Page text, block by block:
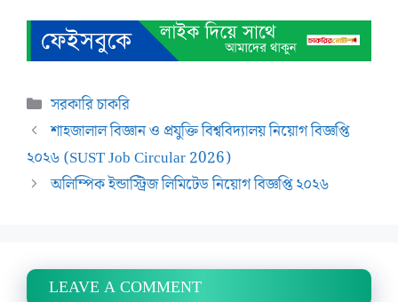
Categories
সরকারি চাকরি
শাহজালাল বিজ্ঞান ও প্রযুক্তি বিশ্ববিদ্যালয় নিয়োগ বিজ্ঞপ্তি
২০২৬ (SUST Job Circular 2026)
অলিম্পিক ইন্ডাস্ট্রিজ লিমিটেড নিয়োগ বিজ্ঞপ্তি ২০২৬
LEAVE A COMMENT